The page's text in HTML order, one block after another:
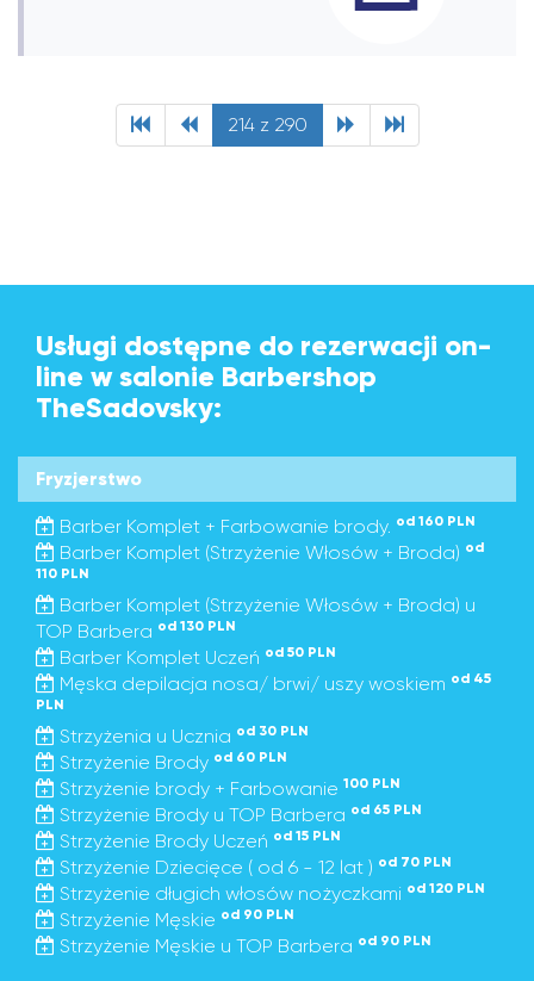
214 z 290
Usługi dostępne do rezerwacji on-
line w salonie Barbershop
TheSadovsky:
Fryzjerstwo
Barber Komplet + Farbowanie brody. od 160 PLN
Barber Komplet (Strzyżenie Włosów + Broda) od
110 PLN
Barber Komplet (Strzyżenie Włosów + Broda) u
TOP Barbera od 130 PLN
Barber Komplet Uczeń od 50 PLN
Męska depilacja nosa/ brwi/ uszy woskiem od 45
PLN
Strzyżenia u Ucznia od 30 PLN
Strzyżenie Brody od 60 PLN
Strzyżenie brody + Farbowanie 100 PLN
Strzyżenie Brody u TOP Barbera od 65 PLN
Strzyżenie Brody Uczeń od 15 PLN
Strzyżenie Dziecięce ( od 6 - 12 lat ) od 70 PLN
Strzyżenie długich włosów nożyczkami od 120 PLN
Strzyżenie Męskie od 90 PLN
Strzyżenie Męskie u TOP Barbera od 90 PLN